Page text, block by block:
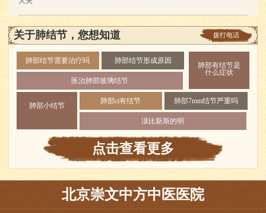
拨打电话
关于肺结节，您想知道
肺部有结节是
什么症状
肺部结节需要治疗吗 肺部结节形成原因
医治肺部玻璃结节
肺部小结节
肺部ct有结节 肺部7mm结节严重吗
溴比新斯的明
点击查看更多
北京崇文中方中医医院